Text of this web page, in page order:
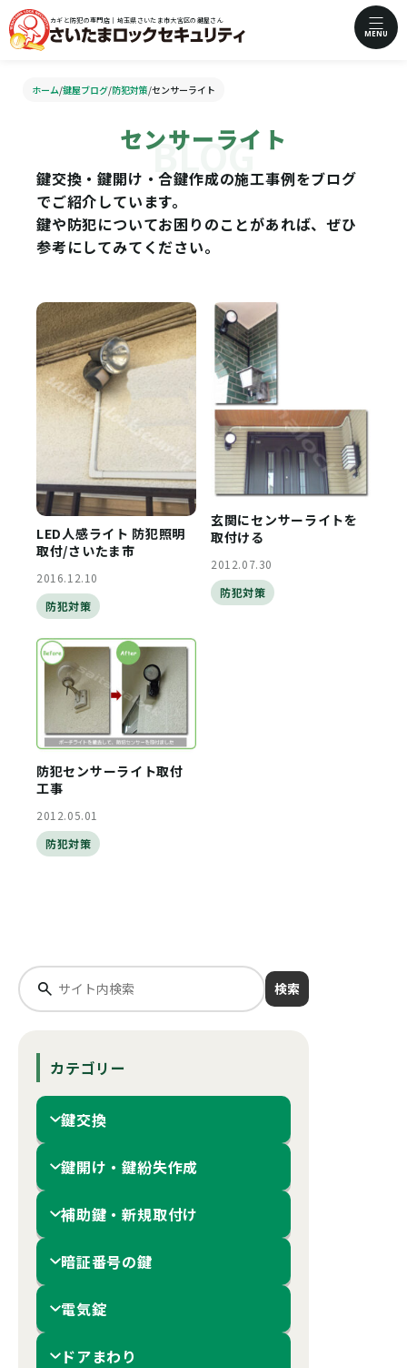
カギと防犯の専門店｜埼玉県さいたま市大宮区の鍵屋さん
MENU
ホーム/鍵屋ブログ/防犯対策/センサーライト
センサーライト
鍵交換・鍵開け・合鍵作成の施工事例をブログ
でご紹介しています。
鍵や防犯についてお困りのことがあれば、ぜひ
参考にしてみてください。
LED人感ライト 防犯照明
取付/さいたま市
2016.12.10
防犯対策
玄関にセンサーライトを
取付ける
2012.07.30
防犯対策
防犯センサーライト取付
工事
2012.05.01
防犯対策
検索
カテゴリー
鍵交換
鍵開け・鍵紛失作成
補助鍵・新規取付け
暗証番号の鍵
電気錠
ドアまわり